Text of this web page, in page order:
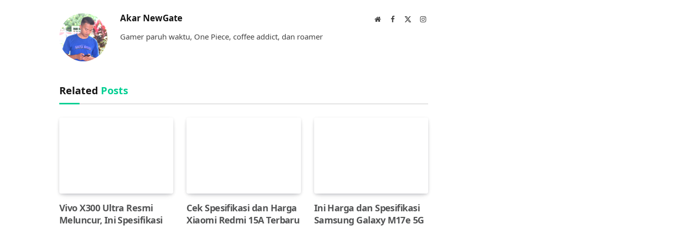
Akar NewGate WebsiteFacebook Instagram
Gamer paruh waktu, One Piece, coffee addict, dan roamer
Related Posts
Vivo X300 Ultra Resmi
Meluncur, Ini Spesifikasi
Cek Spesifikasi dan Harga
Xiaomi Redmi 15A Terbaru
Ini Harga dan Spesifikasi
Samsung Galaxy M17e 5G